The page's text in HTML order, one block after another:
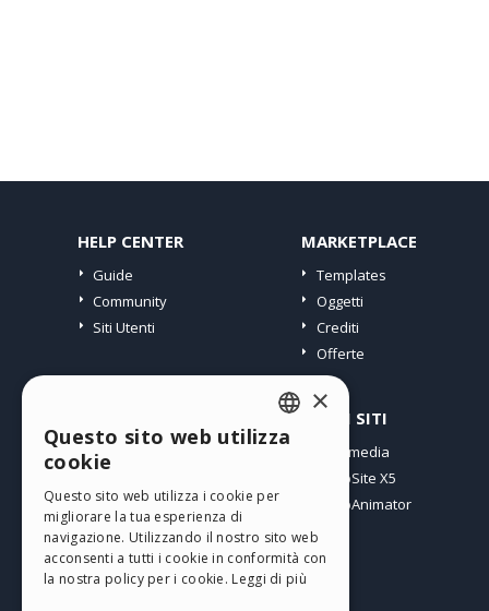
HELP CENTER
Guide
Community
Siti Utenti
MARKETPLACE
Templates
Oggetti
Crediti
Offerte
I miei post
I miei Download
Spazio Web
I miei Crediti
ALTRI SITI
Incomedia
WebSite X5
WebAnimator
ENGLISH
SPANISH
PORTUGUESE
×
Questo sito web utilizza
cookie
Questo sito web utilizza i cookie per
migliorare la tua esperienza di
navigazione. Utilizzando il nostro sito web
acconsenti a tutti i cookie in conformità con
la nostra policy per i cookie. Leggi di più